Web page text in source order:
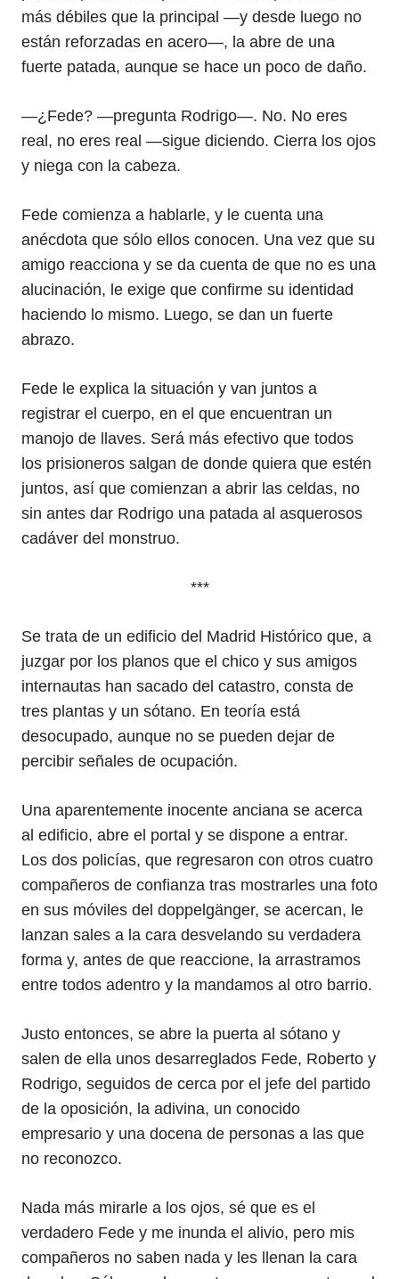
más débiles que la principal —y desde luego no
están reforzadas en acero—, la abre de una
fuerte patada, aunque se hace un poco de daño.
—¿Fede? —pregunta Rodrigo—. No. No eres
real, no eres real —sigue diciendo. Cierra los ojos
y niega con la cabeza.
Fede comienza a hablarle, y le cuenta una
anécdota que sólo ellos conocen. Una vez que su
amigo reacciona y se da cuenta de que no es una
alucinación, le exige que confirme su identidad
haciendo lo mismo. Luego, se dan un fuerte
abrazo.
Fede le explica la situación y van juntos a
registrar el cuerpo, en el que encuentran un
manojo de llaves. Será más efectivo que todos
los prisioneros salgan de donde quiera que estén
juntos, así que comienzan a abrir las celdas, no
sin antes dar Rodrigo una patada al asquerosos
cadáver del monstruo.
***
Se trata de un edificio del Madrid Histórico que, a
juzgar por los planos que el chico y sus amigos
internautas han sacado del catastro, consta de
tres plantas y un sótano. En teoría está
desocupado, aunque no se pueden dejar de
percibir señales de ocupación.
Una aparentemente inocente anciana se acerca
al edificio, abre el portal y se dispone a entrar.
Los dos policías, que regresaron con otros cuatro
compañeros de confianza tras mostrarles una foto
en sus móviles del doppelgänger, se acercan, le
lanzan sales a la cara desvelando su verdadera
forma y, antes de que reaccione, la arrastramos
entre todos adentro y la mandamos al otro barrio.
Justo entonces, se abre la puerta al sótano y
salen de ella unos desarreglados Fede, Roberto y
Rodrigo, seguidos de cerca por el jefe del partido
de la oposición, la adivina, un conocido
empresario y una docena de personas a las que
no reconozco.
Nada más mirarle a los ojos, sé que es el
verdadero Fede y me inunda el alivio, pero mis
compañeros no saben nada y les llenan la cara